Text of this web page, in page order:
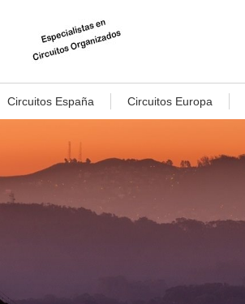
Circuitos España Circuitos Europa